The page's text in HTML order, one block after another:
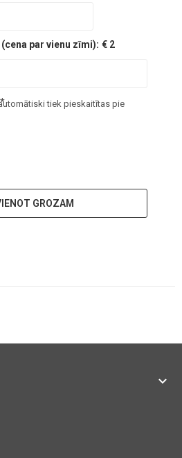
par vienu zīmi): € 2
tiek pieskaitītas pie
GROZAM
